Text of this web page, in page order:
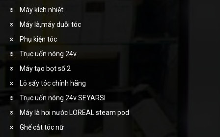
Máy kích nhiệt
Máy là,máy duỗi tóc
Phụ kiện tóc
Trục uốn nóng 24v
Máy tạo bọt số 2
Lô sấy tóc chính hãng
Trục uốn nóng 24v SEYARSI
Máy là hơi nước LOREAL steam pod
Ghế cắt tóc nữ